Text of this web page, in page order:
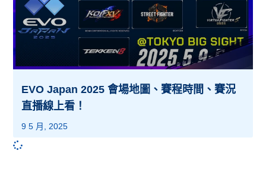
EVO Japan 2025 會場地圖、賽程時間、賽況
直播線上看！
9 5 月, 2025